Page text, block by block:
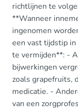
richtlijnen te
**Wanneer
ingenomen
een vast tijdstip
te vermijden**: -
bijwerkingen
zoals grapefruits,
medicatie. -
van een